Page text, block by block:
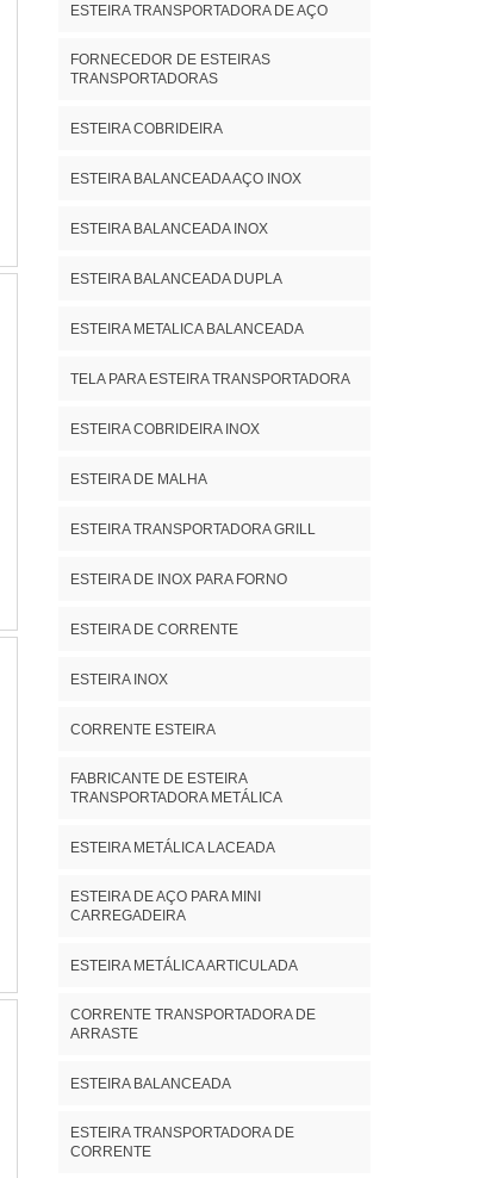
ESTEIRA TRANSPORTADORA DE AÇO
FORNECEDOR DE ESTEIRAS
TRANSPORTADORAS
ESTEIRA COBRIDEIRA
ESTEIRA BALANCEADA AÇO INOX
ESTEIRA BALANCEADA INOX
ESTEIRA BALANCEADA DUPLA
ESTEIRA METALICA BALANCEADA
TELA PARA ESTEIRA TRANSPORTADORA
ESTEIRA COBRIDEIRA INOX
ESTEIRA DE MALHA
ESTEIRA TRANSPORTADORA GRILL
ESTEIRA DE INOX PARA FORNO
ESTEIRA DE CORRENTE
ESTEIRA INOX
CORRENTE ESTEIRA
FABRICANTE DE ESTEIRA
TRANSPORTADORA METÁLICA
ESTEIRA METÁLICA LACEADA
ESTEIRA DE AÇO PARA MINI
CARREGADEIRA
ESTEIRA METÁLICA ARTICULADA
CORRENTE TRANSPORTADORA DE
ARRASTE
ESTEIRA BALANCEADA
ESTEIRA TRANSPORTADORA DE
CORRENTE